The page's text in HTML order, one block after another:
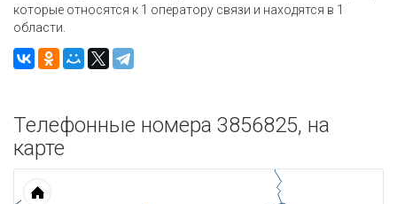
которые относятся к 1 оператору связи и находятся в 1
области.
Телефонные номера 3856825, на
карте